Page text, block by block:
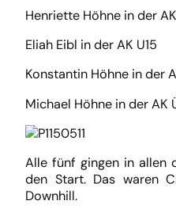
Henriette Höhne in der
Eliah Eibl in der AK U15
Konstantin Höhne in der
Michael Höhne in der AK
Alle fünf gingen in allen
den Start. Das waren
Downhill.